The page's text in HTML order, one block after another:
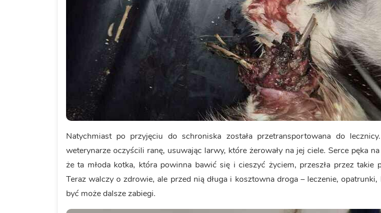
Natychmiast po przyjęciu do schroniska została przetransportowana do
weterynarze oczyścili ranę, usuwając larwy, które żerowały na jej ciele. Serce pęka
że ta młoda kotka, która powinna bawić się i cieszyć życiem, przeszła przez takie
Teraz walczy o zdrowie, ale przed nią długa i kosztowna droga – leczenie, opatrunki,
być może dalsze zabiegi.